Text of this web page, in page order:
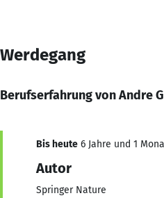
Werdegang
Berufserfahrung von Andre
Bis heute 6 Jahre und 1
Autor
Springer Nature